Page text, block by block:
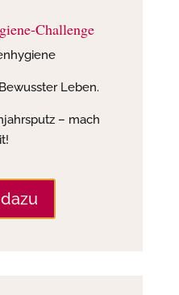
Challenge
Leben.
– mach